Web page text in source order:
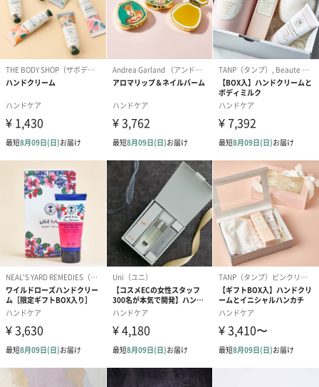
生花のブーケを同梱します。
※9-15時にご注文いただく場合、最短のお届け可能日が通常より
も1日遅くなります。
シーズンブーケ（ひま
わり）（1,880円）
ブーケ（ホワイトグリ
ーン）（1,650円）
ブーケ（ピン
（1,650円）
ドライフラワー・プリザーブドフラワー
自然のお花で作ったドライフラワー・プリザーブドフラワーを同
梱します。
一部花材が写真と異なる場合がございます。予めご了承くださ
い。パッケージに入れてお届けします。